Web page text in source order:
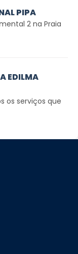
PIPA
2 na Praia
EDILMA
os serviços que